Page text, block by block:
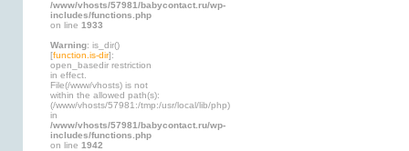
/www/vhosts/57981/babycontact.ru/wp-
includes/functions.php
on line 1933
Warning: is_dir()
[function.is-dir]:
open_basedir restriction
in effect.
File(/www/vhosts) is not
within the allowed path(s):
(/www/vhosts/57981:/tmp:/usr/local/lib/php)
in
/www/vhosts/57981/babycontact.ru/wp-
includes/functions.php
on line 1942